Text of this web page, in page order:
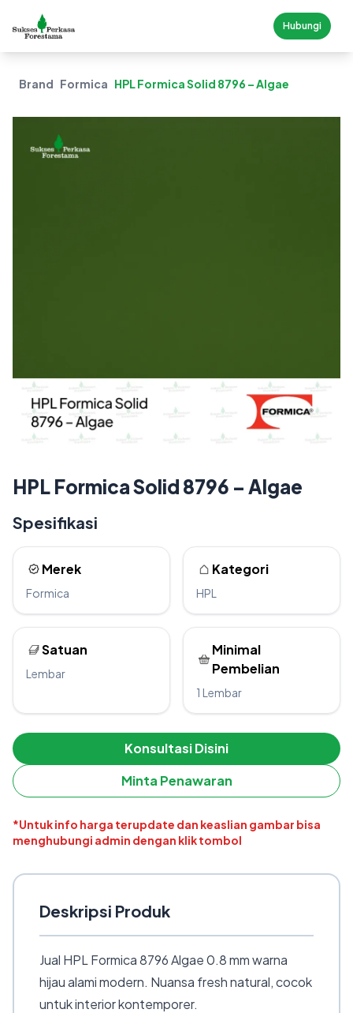
Hubungi
Brand Formica HPL Formica Solid 8796 – Algae
HPL Formica Solid 8796 – Algae
Spesifikasi
Merek
Formica
Kategori
HPL
Satuan
Lembar
Minimal
Pembelian
1 Lembar
Konsultasi Disini
Minta Penawaran
*Untuk info harga terupdate dan keaslian gambar bisa
menghubungi admin dengan klik tombol
Deskripsi Produk
Jual HPL Formica 8796 Algae 0.8 mm warna
hijau alami modern. Nuansa fresh natural, cocok
untuk interior kontemporer.